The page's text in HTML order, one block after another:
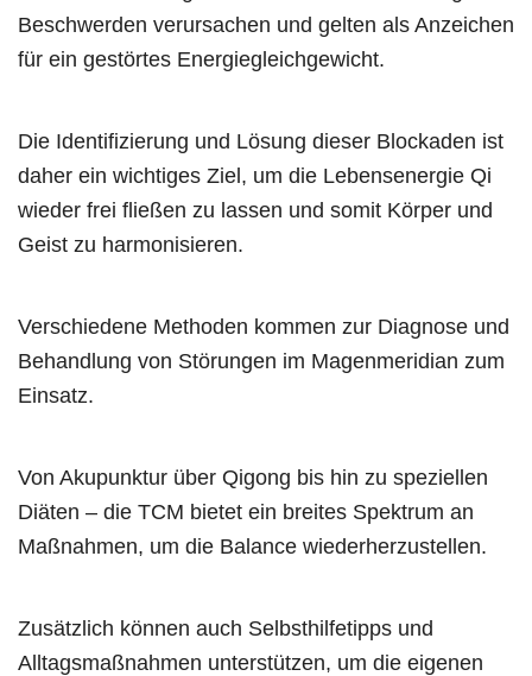
Beschwerden verursachen und gelten als Anzeichen
für ein gestörtes Energiegleichgewicht.
Die Identifizierung und Lösung dieser Blockaden ist
daher ein wichtiges Ziel, um die Lebensenergie Qi
wieder frei fließen zu lassen und somit Körper und
Geist zu harmonisieren.
Verschiedene Methoden kommen zur Diagnose und
Behandlung von Störungen im Magenmeridian zum
Einsatz.
Von Akupunktur über Qigong bis hin zu speziellen
Diäten – die TCM bietet ein breites Spektrum an
Maßnahmen, um die Balance wiederherzustellen.
Zusätzlich können auch Selbsthilfetipps und
Alltagsmaßnahmen unterstützen, um die eigenen